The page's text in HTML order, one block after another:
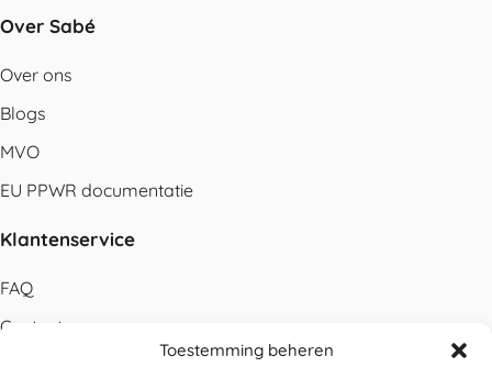
Toestemming beheren
Over Sabé
Over ons
Blogs
MVO
EU PPWR documentatie
Klantenservice
FAQ
Contact